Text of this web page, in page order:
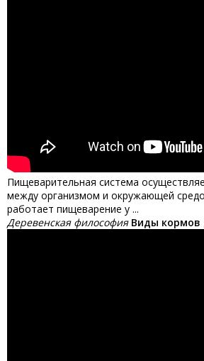
Пищеварительная система
между организмом и окружающей
работает пищеварение у ...
Деревенская философия Виды